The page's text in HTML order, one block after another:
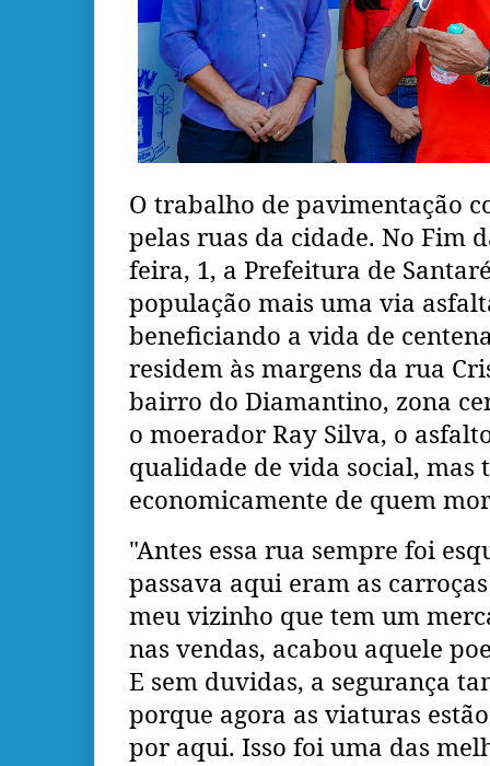
O trabalho de pavimentação
pelas ruas da cidade. No Fim
feira, 1, a Prefeitura de
população mais uma via
beneficiando a vida de
residem às margens da rua
bairro do Diamantino, zona
o moerador Ray Silva, o
qualidade de vida social, mas
economicamente de quem
"Antes essa rua sempre foi
passava aqui eram as
meu vizinho que tem um
nas vendas, acabou aquele
E sem duvidas, a segurança
porque agora as viaturas
por aqui. Isso foi uma das